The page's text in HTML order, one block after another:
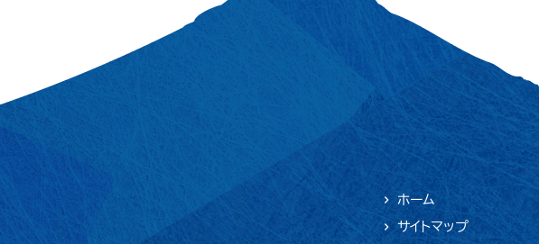
ホーム
サイトマップ